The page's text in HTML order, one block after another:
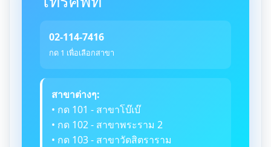
02-114-7416
กด 1 เพื่อเลือกสาขา
สาขาต่างๆ:
• กด 101 - สาขาโบ๊เบ๊
• กด 102 - สาขาพระราม 2
• กด 103 - สาขาวัดสิตราราม